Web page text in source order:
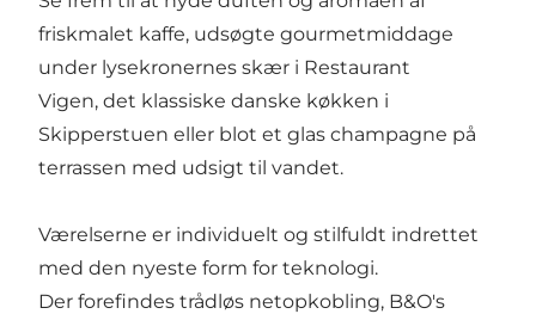
friskmalet kaffe, udsøgte gourmetmiddage
under lysekronernes skær i Restaurant
Vigen, det klassiske danske køkken i
Skipperstuen eller blot et glas champagne på
terrassen med udsigt til vandet.
Værelserne er individuelt og stilfuldt indrettet
med den nyeste form for teknologi.
Der forefindes trådløs netopkobling, B&O's